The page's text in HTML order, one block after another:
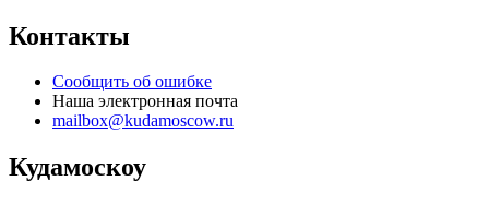
Контакты
Сообщить об ошибке
Наша электронная почта
mailbox@kudamoscow.ru
Кудамоскоу